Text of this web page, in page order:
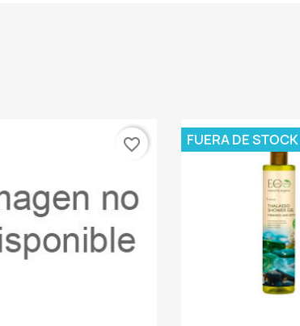
favorite_border FUERA DE STOCK